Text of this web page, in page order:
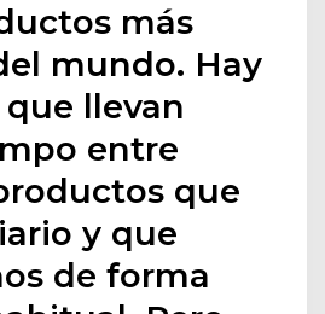
más
mundo. Hay
llevan
entre
que
y que
de forma